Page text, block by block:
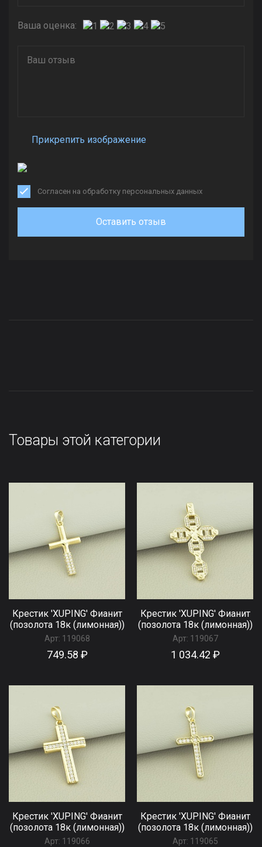
Ваша оценка:
Прикрепить изображение
Согласен на обработку персональных данных
Оставить отзыв
Товары этой категории
Крестик 'XUPING' Фианит
(позолота 18к (лимонная))
Арт: 119068
749.58 ₽
Крестик 'XUPING' Фианит
(позолота 18к (лимонная))
Арт: 119067
1 034.42 ₽
Крестик 'XUPING' Фианит
(позолота 18к (лимонная))
Арт: 119066
Крестик 'XUPING' Фианит
(позолота 18к (лимонная))
Арт: 119065